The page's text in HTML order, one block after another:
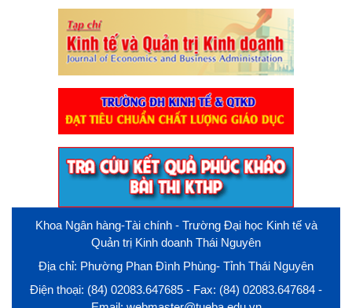
Khoa Ngân hàng-Tài chính - Trường Đại học Kinh tế và
Quản trị Kinh doanh Thái Nguyên
Địa chỉ: Phường Phan Đình Phùng- Tỉnh Thái Nguyên
Điện thoại: (84) 02083.647685 - Fax: (84) 02083.647684 -